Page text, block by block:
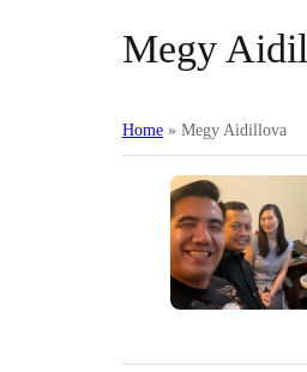
Megy
Home » Megy Aidillova